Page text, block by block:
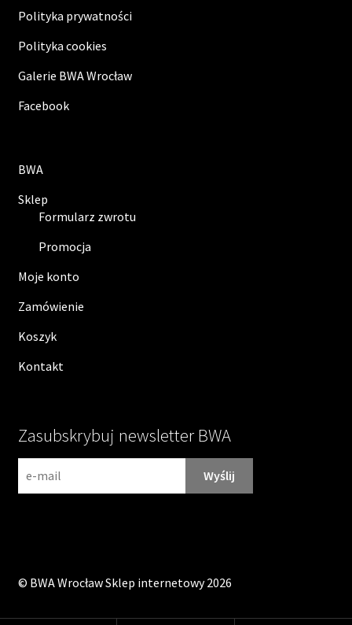
Polityka prywatności
Polityka cookies
Galerie BWA Wrocław
Facebook
BWA
Sklep
Formularz zwrotu
Promocja
Moje konto
Zamówienie
Koszyk
Kontakt
Zasubskrybuj newsletter BWA
t
© BWA Wrocław Sklep internetowy2026